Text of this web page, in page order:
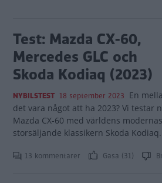
Test: Mazda CX-60,
Mercedes GLC och
Skoda Kodiaq (2023)
NYBILSTEST 18 september 2023 En
det vara något att ha 2023? Vi testar
Mazda CX-60 med världens
storsäljande klassikern Skoda Kodiaq.
13 kommentarer Gasa (31)